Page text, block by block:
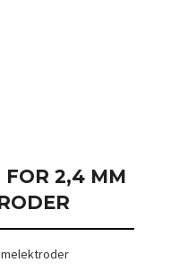
FOR 2,4 MM